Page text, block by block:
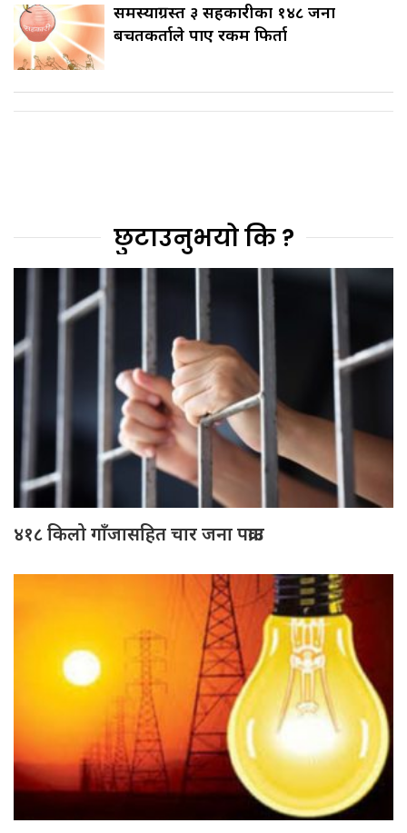
समस्याग्रस्त ३ सहकारीका १४८ जना
बचतकर्ताले पाए रकम फिर्ता
छुटाउनुभयो कि ?
४१८ किलो गाँजासहित चार जना पक्राउ